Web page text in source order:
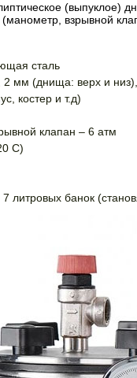
(выпуклое)
взрывной
сталь
2 мм (днища: верх и
костер и т.д)
клапан – 6 атм
С)
литровых банок